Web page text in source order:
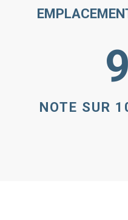
NOTE SUR